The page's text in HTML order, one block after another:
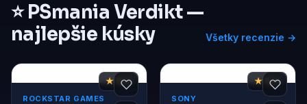
⭐ PSmania Verdikt —
najlepšie kúsky
Všetky recenzie →
★ 9,4
ROCKSTAR GAMES
★ 9,4
SONY